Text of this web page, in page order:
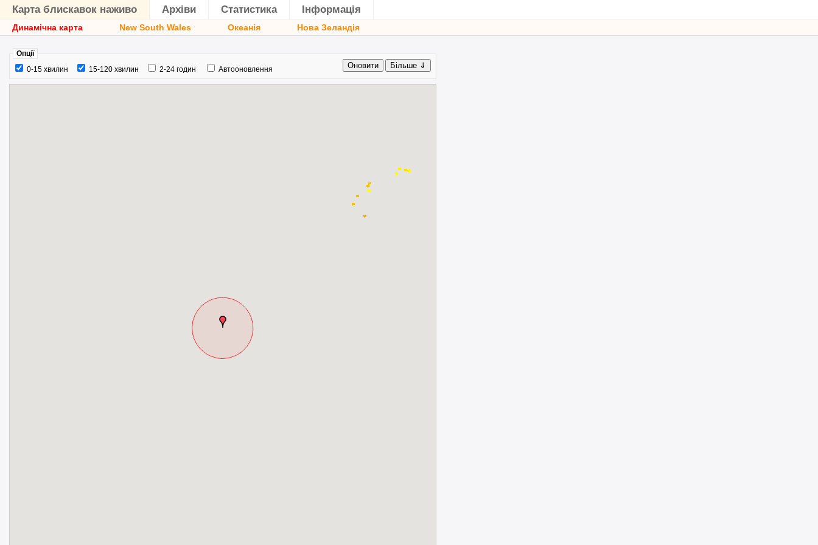
Карта блискавок наживо Архіви Статистика Інформація
Динамічна карта New South Wales Океанія Нова Зеландія
Опції
0-15 хвилин
15-120 хвилин 2-24 годин Автооновлення